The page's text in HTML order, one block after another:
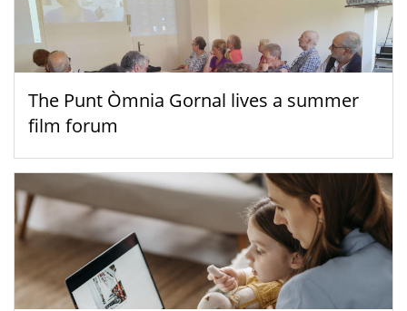
The Punt Òmnia Gornal lives a summer
film forum